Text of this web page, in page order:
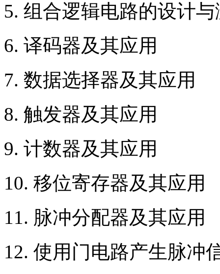
5. 组合逻辑电路的设计
6. 译码器及其应用
7. 数据选择器及其应用
8. 触发器及其应用
9. 计数器及其应用
10. 移位寄存器及其应用
11. 脉冲分配器及其应用
12. 使用门电路产生脉